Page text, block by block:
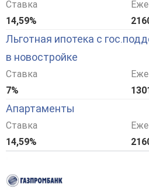
Ставка
14,59%
Льготная ипотека с
в новостройке
Ставка
7%
Апартаменты
Ставка
14,59%